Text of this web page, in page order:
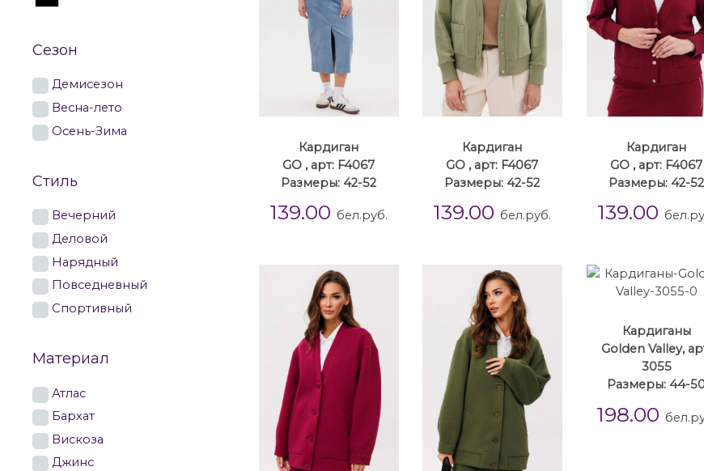
Кардиган
GO , арт: F4067
Размеры: 42-52
139.00 бел.руб.
Кардиган
GO , арт: F4067
Размеры: 42-52
139.00 бел.руб.
Кардиган
GO , арт: F4067
Размеры: 42-52
139.00
Кардиганы
Golden Valley,
3055
Размеры: 44-
198.00
Сезон
Демисезон
Весна-лето
Осень-Зима
Стиль
Вечерний
Деловой
Нарядный
Повседневный
Спортивный
Материал
Атлас
Бархат
Вискоза
Джинс